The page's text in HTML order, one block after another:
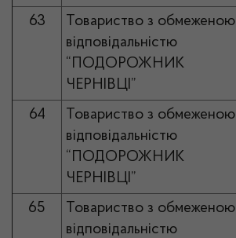
63
Товариство з обмеженою
відповідальністю
“ПОДОРОЖНИК
ЧЕРНІВЦІ”
64
Товариство з обмеженою
відповідальністю
“ПОДОРОЖНИК
ЧЕРНІВЦІ”
65
Товариство з обмеженою
відповідальністю